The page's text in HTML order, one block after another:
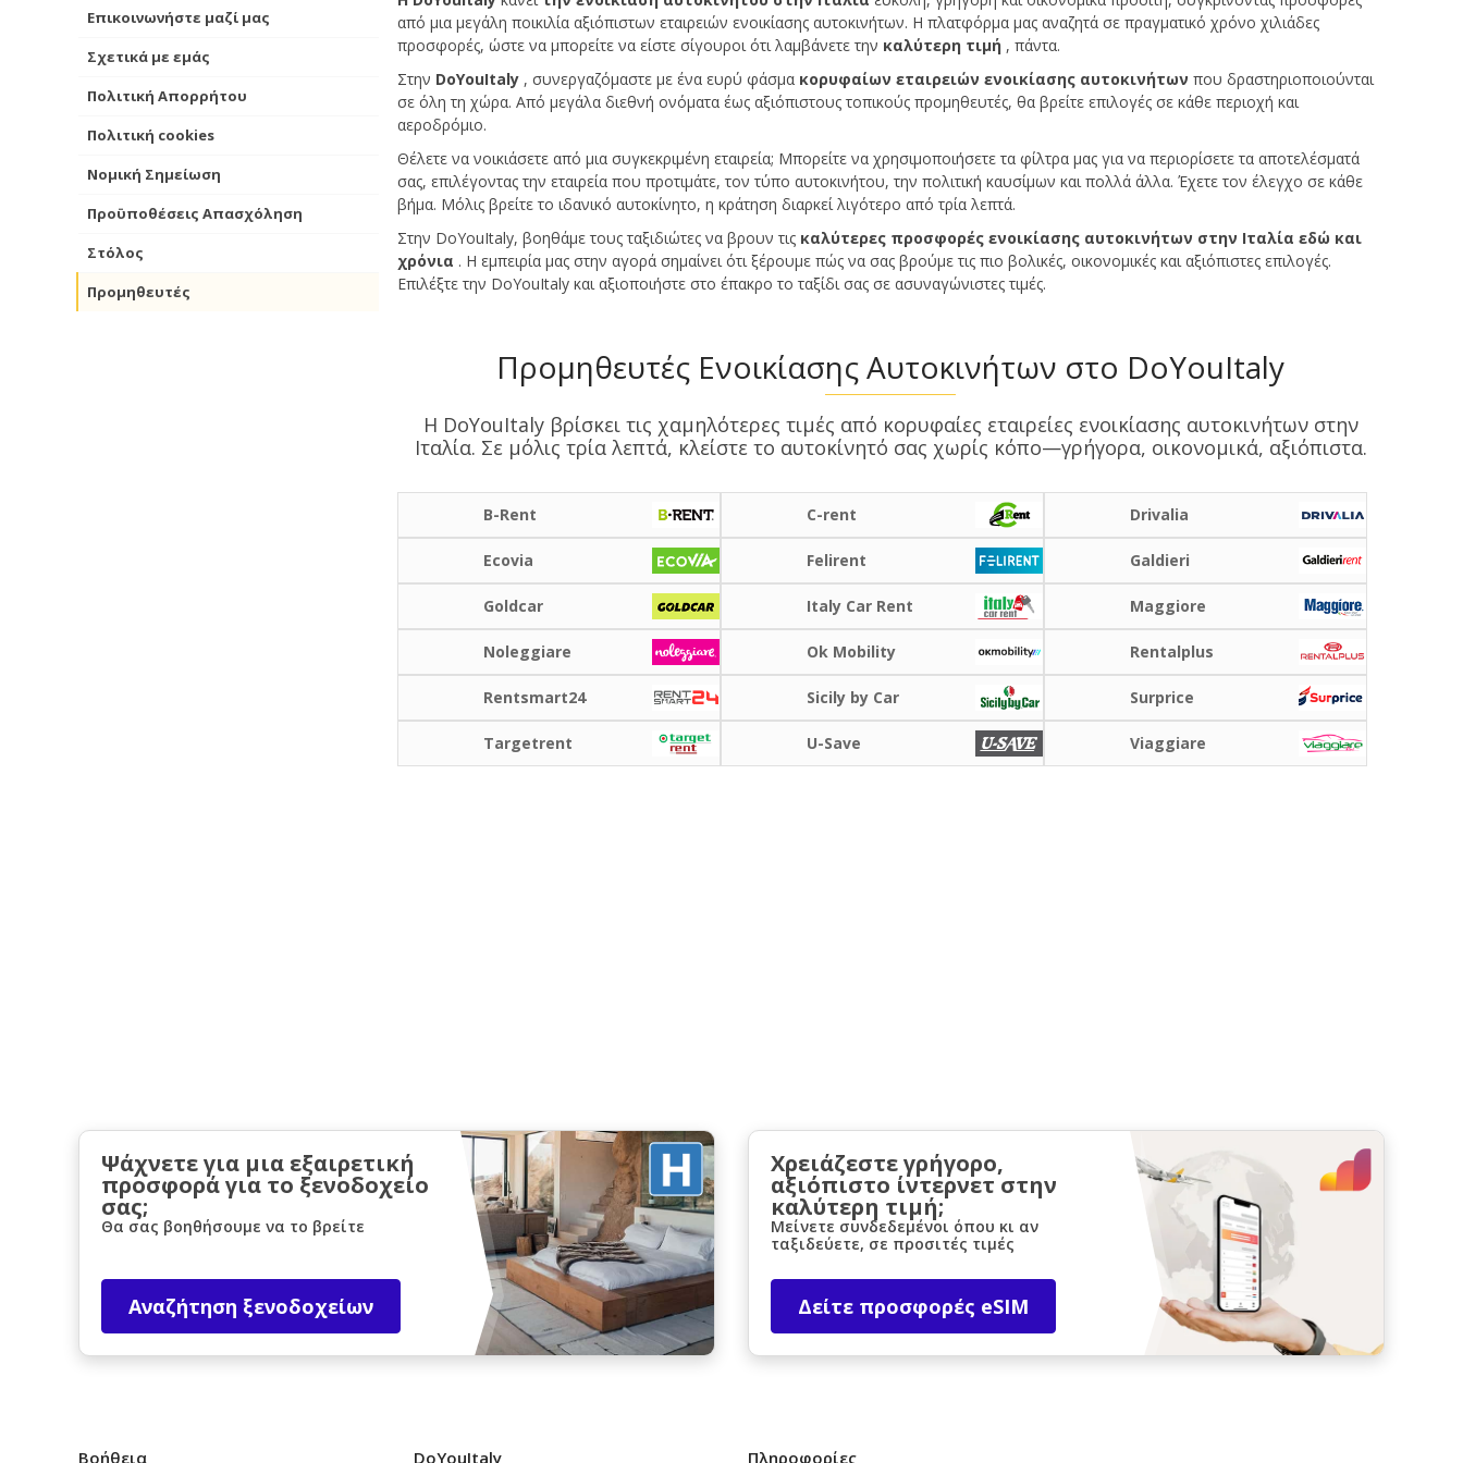
Επικοινωνήστε μαζί μας
Σχετικά με εμάς
Πολιτική Απορρήτου
Πολιτική cookies
Νομική Σημείωση
Προϋποθέσεις Απασχόληση
Στόλος
Προμηθευτές
από μια μεγάλη ποικιλία αξιόπιστων εταιρειών ενοικίασης αυτοκινήτων. Η πλατφόρμα μας αναζητά σε πραγματικό χρόνο χιλιάδες
προσφορές, ώστε να μπορείτε να είστε σίγουροι ότι λαμβάνετε την καλύτερη τιμή, πάντα.
Στην DoYouItaly, συνεργαζόμαστε με ένα ευρύ φάσμα κορυφαίων εταιρειών ενοικίασης αυτοκινήτων που δραστηριοποιούνται
σε όλη τη χώρα. Από μεγάλα διεθνή ονόματα έως αξιόπιστους τοπικούς προμηθευτές, θα βρείτε επιλογές σε κάθε περιοχή και
αεροδρόμιο.
Θέλετε να νοικιάσετε από μια συγκεκριμένη εταιρεία; Μπορείτε να χρησιμοποιήσετε τα φίλτρα μας για να περιορίσετε τα αποτελέσματά
σας, επιλέγοντας την εταιρεία που προτιμάτε, τον τύπο αυτοκινήτου, την πολιτική καυσίμων και πολλά άλλα. Έχετε τον έλεγχο σε κάθε
βήμα. Μόλις βρείτε το ιδανικό αυτοκίνητο, η κράτηση διαρκεί λιγότερο από τρία λεπτά.
Στην DoYouItaly, βοηθάμε τους ταξιδιώτες να βρουν τις καλύτερες προσφορές ενοικίασης αυτοκινήτων στην Ιταλία εδώ και
χρόνια . Η εμπειρία μας στην αγορά σημαίνει ότι ξέρουμε πώς να σας βρούμε τις πιο βολικές, οικονομικές και αξιόπιστες επιλογές.
Επιλέξτε την DoYouItaly και αξιοποιήστε στο έπακρο το ταξίδι σας σε ασυναγώνιστες τιμές.
Προμηθευτές Ενοικίασης Αυτοκινήτων στο DoYouItaly
Η DoYouItaly βρίσκει τις χαμηλότερες τιμές από κορυφαίες εταιρείες ενοικίασης αυτοκινήτων στην
Ιταλία. Σε μόλις τρία λεπτά, κλείστε το αυτοκίνητό σας χωρίς κόπο—γρήγορα, οικονομικά, αξιόπιστα.
B-Rent C-rent Drivalia
Ecovia Felirent Galdieri
Goldcar Italy Car Rent Maggiore
Noleggiare Ok Mobility Rentalplus
Rentsmart24 Sicily by Car Surprice
Targetrent U-Save Viaggiare
Ψάχνετε για μια εξαιρετική
προσφορά για το ξενοδοχείο
σας;
Θα σας βοηθήσουμε να το βρείτε
Αναζήτηση ξενοδοχείων
Χρειάζεστε γρήγορο,
αξιόπιστο ίντερνετ στην
καλύτερη τιμή;
Μείνετε συνδεδεμένοι όπου κι αν
ταξιδεύετε, σε προσιτές τιμές
Δείτε προσφορές eSIM
Βοήθεια DoYouItaly Πληροφορίες
Μεγάλες εξοικονομήσεις
Αποκτήστε πρόσβαση σε αποκλειστικές
προσφορές συνεργατών